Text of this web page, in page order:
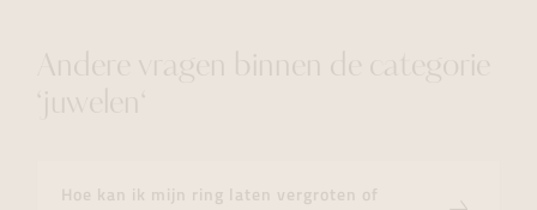
Hoe kan ik mijn ring laten vergroten of